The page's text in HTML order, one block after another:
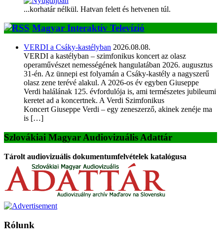
...korhatár nélkül. Hatvan felett és hetvenen túl.
Magyar Interaktív Televízió
VERDI a Csáky-kastélyban 2026.08.08.
VERDI a kastélyban – szimfonikus koncert az olasz
operaművészet nemességének hangulatában 2026. augusztus
31-én. Az ünnepi est folyamán a Csáky-kastély a nagyszerű
olasz zene terévé alakul. A 2026-os év egyben Giuseppe
Verdi halálának 125. évfordulója is, ami természetes jubileumi
keretet ad a koncertnek. A Verdi Szimfonikus
Koncert Giuseppe Verdi – egy zeneszerző, akinek zenéje ma
is […]
Szlovákiai Magyar Audiovizuális Adattár
Tárolt audiovizuális dokumentumfelvételek katalógusa
Rólunk